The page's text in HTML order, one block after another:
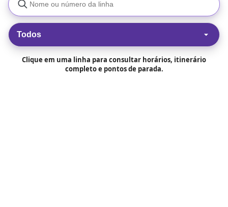
Todos
Clique em uma linha para consultar horários, itinerário
completo e pontos de parada.